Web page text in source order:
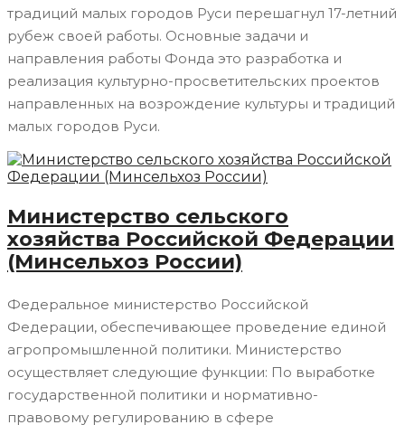
традиций малых городов Руси перешагнул 17-летний
рубеж своей работы. Основные задачи и
направления работы Фонда это разработка и
реализация культурно-просветительских проектов
направленных на возрождение культуры и традиций
малых городов Руси.
Министерство сельского
хозяйства Российской Федерации
(Минсельхоз России)
Федеральное министерство Российской
Федерации, обеспечивающее проведение единой
агропромышленной политики. Министерство
осуществляет следующие функции: По выработке
государственной политики и нормативно-
правовому регулированию в сфере